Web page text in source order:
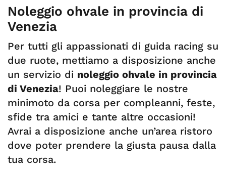
Noleggio ohvale in provincia di
Venezia
Per tutti gli appassionati di guida racing su
due ruote, mettiamo a disposizione anche
un servizio di noleggio ohvale in provincia
di Venezia! Puoi noleggiare le nostre
minimoto da corsa per compleanni, feste,
sfide tra amici e tante altre occasioni!
Avrai a disposizione anche un’area ristoro
dove poter prendere la giusta pausa dalla
tua corsa.